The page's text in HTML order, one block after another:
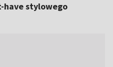
have stylowego